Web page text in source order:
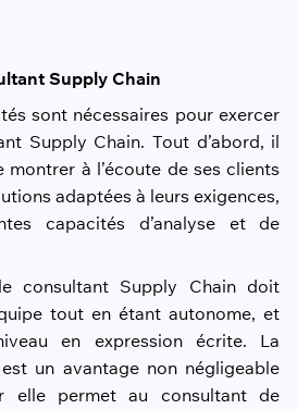
Supply Chain
sont nécessaires pour exercer
Supply Chain. Tout d’abord, il
à l’écoute de ses clients
adaptées à leurs exigences,
capacités d’analyse et de
consultant Supply Chain doit
tout en étant autonome, et
en expression écrite. La
un avantage non négligeable
elle permet au consultant de